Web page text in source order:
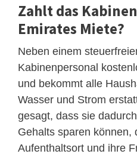
Zahlt das
Emirates Miete?
Neben einem
Kabinenpersonal
und bekommt alle
Wasser und Strom
gesagt, dass sie
Gehalts sparen können,
Aufenthaltsort und ihre